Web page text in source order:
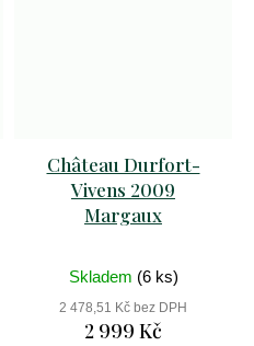
Château Durfort-
Vivens 2009
Margaux
Skladem (6 ks)
2 478,51 Kč bez DPH
2 999 Kč